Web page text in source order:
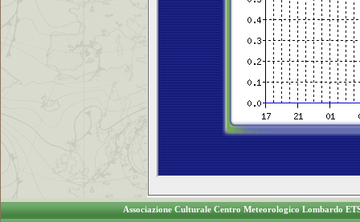
Associazione Culturale Centro Meteorologico Lombardo